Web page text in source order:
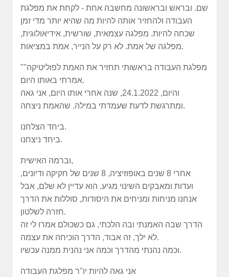
שם. ובראש ובראשונה מחשבה אחת - לקחת את מפלגת
העבודה ולהחזיר אותה להיות מה שהיא יותר מדי זמן
שכחה להיות. מפלגה עצמאית, שורשית, אידיאולוגית,
מפלגה של אמת. לא רק על הנייר, אמת במציאות.
"מפלגת העבודה בראשותי תחזיר את האמת לפוליטיקה"
אמרתי באותו היום.
והיום, 24.1.2022, שנה אחרי אותו היום, אני גאה
ומתרגשת לדעת שעמדתי במילה. שהאמת ניצחה.
ביחד הצלחנו.
ביחד ניצחנו.
וברמה האישית,
אחרי 8 שנים באופוזיציה, 8 שנים של חקיקה ודיונים,
ועדות ומאבקים השינוי מגיע. הוא עדיין לא שלם, אבל
אנחנו מניחות ומניחים את היסודות, סוללות את הדרך
חזרה לשלטון.
הדרך שבה האמנתי ובה הלכתי, גם כשכולם אמרו לי זה
לא ילך, זה אבוד, הדרך הוכיחה את עצמה.
וכמה נהנתי מהדרך וכמה אני נהנית ממנה עכשיו.
אני גאה להיות יו"ר מפלגת העבודה